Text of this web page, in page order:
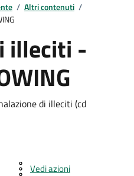
/ Altri contenuti /
illeciti -
di illeciti (cd
Vedi azioni